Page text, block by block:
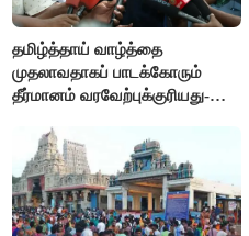
தமிழ்த்தாய் வாழ்த்தை
முதலாவதாகப் பாடக்கோரும்
தீர்மானம் வரவேற்புக்குரியது-